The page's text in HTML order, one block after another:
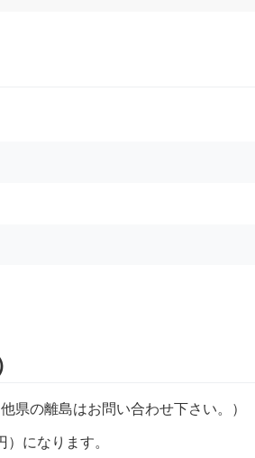
県の離島はお問い合わせ下さい。）
になります。